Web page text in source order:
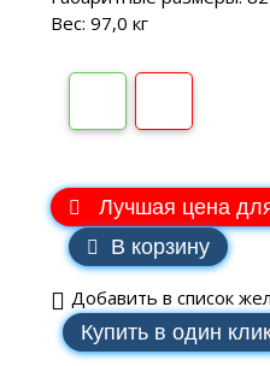
Вес: 97,0 кг
Лучшая цена
В корзину
Добавить в список
Купить в один